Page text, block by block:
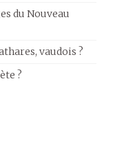
du Nouveau
vaudois ?
?